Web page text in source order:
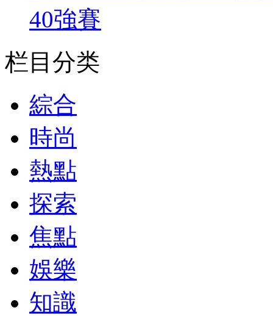
40強賽
栏目分类
綜合
時尚
熱點
探索
焦點
娛樂
知識